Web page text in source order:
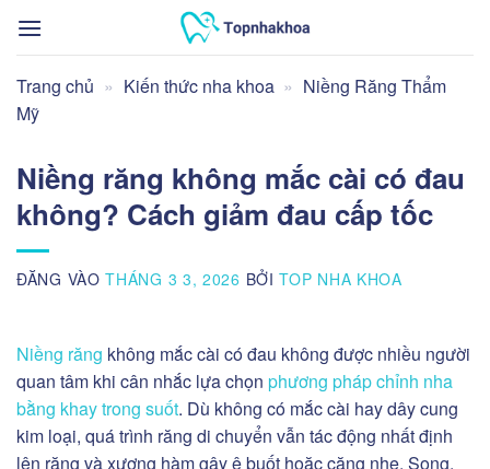
qua
dung
Trang chủ » Kiến thức nha khoa » Niềng Răng Thẩm
Mỹ
Niềng răng không mắc cài có đau
không? Cách giảm đau cấp tốc
ĐĂNG VÀOTHÁNG 3 3, 2026 BỞITOP NHA KHOA
Niềng răng không mắc cài có đau không được nhiều người
quan tâm khi cân nhắc lựa chọn phương pháp chỉnh nha
bằng khay trong suốt. Dù không có mắc cài hay dây cung
kim loại, quá trình răng di chuyển vẫn tác động nhất định
lên răng và xương hàm gây ê buốt hoặc căng nhẹ. Song,